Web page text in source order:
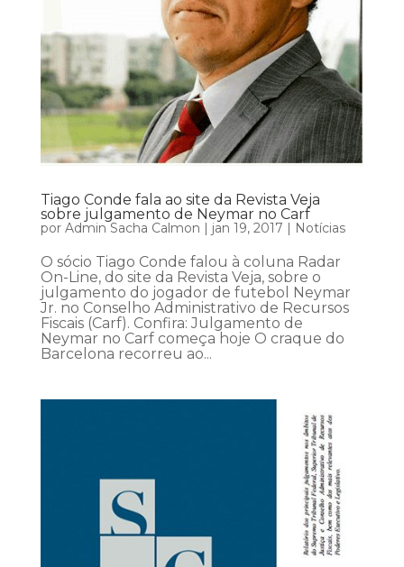
Tiago Conde fala ao site da Revista Veja
sobre julgamento de Neymar no Carf
por Admin Sacha Calmon | jan 19, 2017 | Notícias
O sócio Tiago Conde falou à coluna Radar
On-Line, do site da Revista Veja, sobre o
julgamento do jogador de futebol Neymar
Jr. no Conselho Administrativo de Recursos
Fiscais (Carf). Confira: Julgamento de
Neymar no Carf começa hoje O craque do
Barcelona recorreu ao...